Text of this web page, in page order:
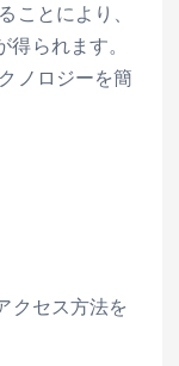
ことにより、
られます。
ノロジーを簡
クセス方法を